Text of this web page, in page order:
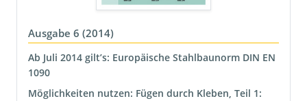
Ausgabe 6 (2014)
Ab Juli 2014 gilt’s: Europäische Stahlbaunorm DIN EN
1090
Möglichkeiten nutzen: Fügen durch Kleben, Teil 1: